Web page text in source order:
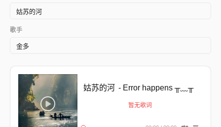
歌手
姑苏的河 - Error happens ╥﹏╥
暂无歌词